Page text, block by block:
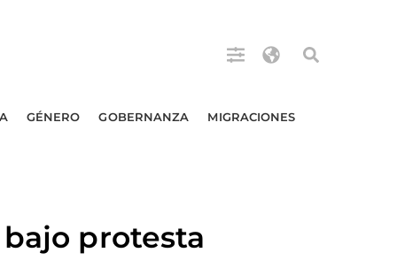
GÉNERO GOBERNANZA MIGRACIONES
protesta